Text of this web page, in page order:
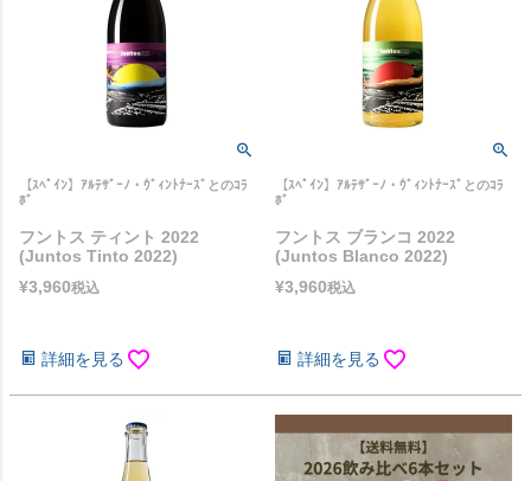
【ｽﾍﾟｲﾝ】ｱﾙﾃｻﾞｰﾉ・ｳﾞｨﾝﾄﾅｰｽﾞとのｺﾗ
ﾎﾞ
フントス ティント 2022
(Juntos Tinto 2022)
¥3,960税込
詳細を見る
【ｽﾍﾟｲﾝ】ｱﾙﾃｻﾞｰﾉ・ｳﾞｨﾝﾄﾅｰｽﾞとのｺﾗ
ﾎﾞ
フントス ブランコ 2022
(Juntos Blanco 2022)
¥3,960税込
詳細を見る